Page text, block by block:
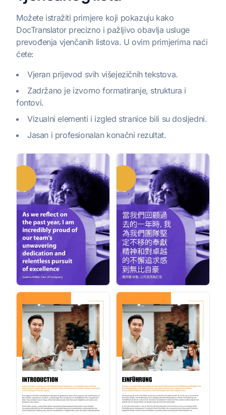
Možete istražiti primjere koji pokazuju kako
DocTranslator precizno i pažljivo obavlja usluge
prevođenja vjenčanih listova. U ovim primjerima naći
ćete:
Vjeran prijevod svih višejezičnih tekstova.
Zadržano je izvorno formatiranje, struktura i
fontovi.
Vizualni elementi i izgled stranice bili su dosljedni.
Jasan i profesionalan konačni rezultat.